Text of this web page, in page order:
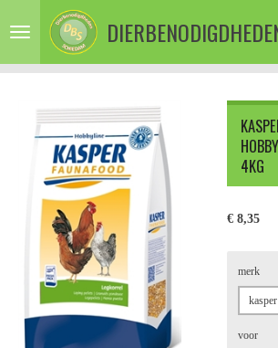
direct
de
4KG
€ 8,35
merk
voor